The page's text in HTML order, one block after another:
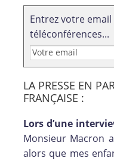
Entrez votre
téléconférences...
LA PRESSE EN
FRANÇAISE :
Lors d’une
Monsieur Macron
alors que mes